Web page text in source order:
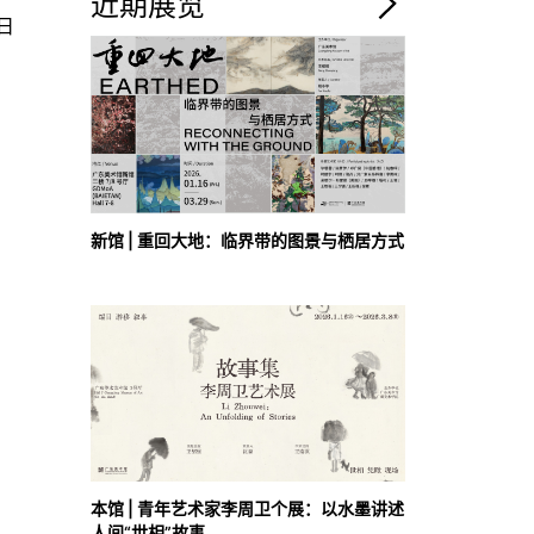
新馆 | 重回大地：临界带的图景与栖居方式
本馆 | 青年艺术家李周卫个展：以水墨讲述